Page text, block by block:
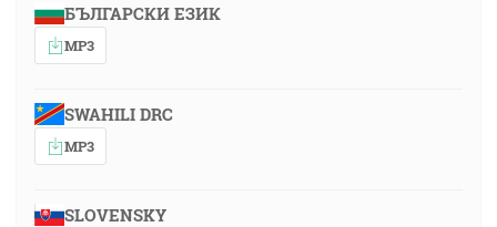
БЪЛГАРСКИ ЕЗИК
MP3
SWAHILI DRC
MP3
SLOVENSKY